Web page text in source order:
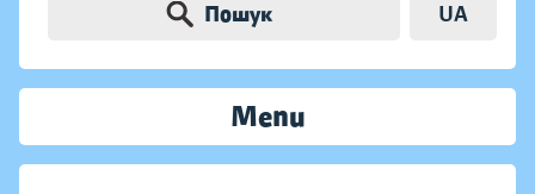
Пошук UA
Menu